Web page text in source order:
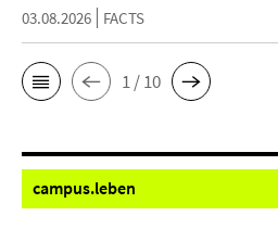
03.08.2026 FACTS
1 / 10
campus.leben